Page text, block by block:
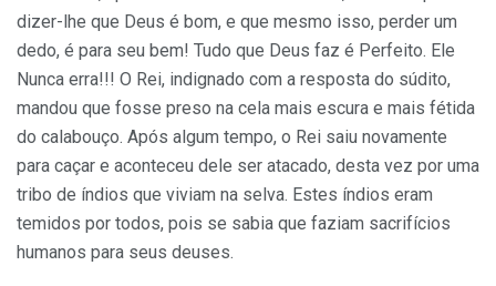
dizer-lhe que Deus é bom, e que mesmo isso, perder um
dedo, é para seu bem! Tudo que Deus faz é Perfeito. Ele
Nunca erra!!! O Rei, indignado com a resposta do súdito,
mandou que fosse preso na cela mais escura e mais fétida
do calabouço. Após algum tempo, o Rei saiu novamente
para caçar e aconteceu dele ser atacado, desta vez por uma
tribo de índios que viviam na selva. Estes índios eram
temidos por todos, pois se sabia que faziam sacrifícios
humanos para seus deuses.